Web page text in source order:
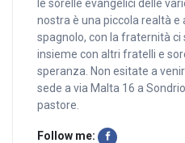
le sorelle evangelici delle
nostra è una piccola realtà e
spagnolo, con la fraternità
insieme con altri fratelli e
speranza. Non esitate a
sede a via Malta 16 a
pastore.
Follow me: